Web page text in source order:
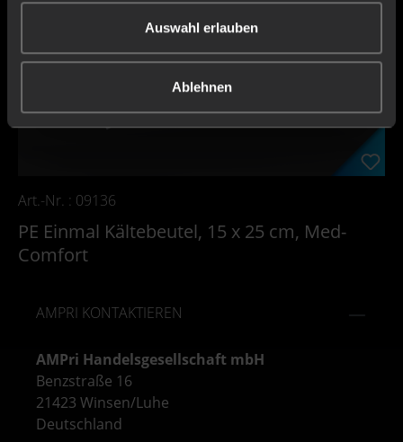
Auswahl erlauben
Ablehnen
Art.-Nr. : 09136
PE Einmal Kältebeutel, 15 x 25 cm, Med-
Comfort
AMPRI KONTAKTIEREN
AMPri Handelsgesellschaft mbH
Benzstraße 16
21423 Winsen/Luhe
Deutschland